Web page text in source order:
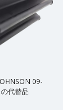
09-
代替品